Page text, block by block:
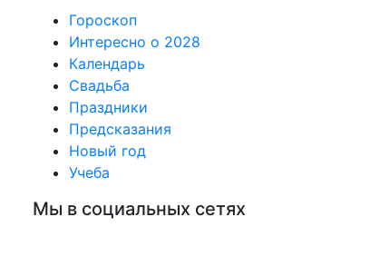
Гороскоп
Интересно о 2028
Календарь
Свадьба
Праздники
Предсказания
Новый год
Учеба
Мы в социальных сетях